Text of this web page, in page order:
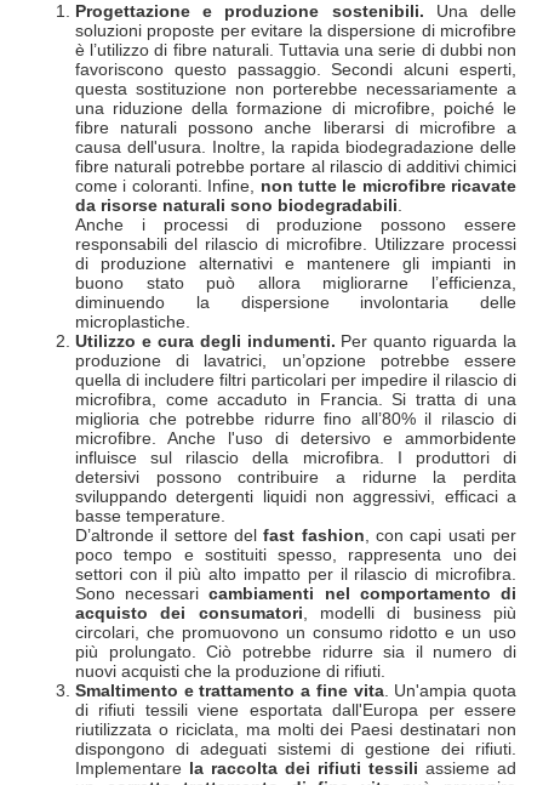
Progettazione e produzione sostenibili. Una delle
soluzioni proposte per evitare la dispersione di microfibre
è l’utilizzo di fibre naturali. Tuttavia una serie di dubbi non
favoriscono questo passaggio. Secondi alcuni esperti,
questa sostituzione non porterebbe necessariamente a
una riduzione della formazione di microfibre, poiché le
fibre naturali possono anche liberarsi di microfibre a
causa dell'usura. Inoltre, la rapida biodegradazione delle
fibre naturali potrebbe portare al rilascio di additivi chimici
come i coloranti. Infine, non tutte le microfibre ricavate
da risorse naturali sono biodegradabili
Anche i processi di produzione possono essere
responsabili del rilascio di microfibre. Utilizzare processi
di produzione alternativi e mantenere gli impianti in
buono stato può allora migliorarne l’efficienza,
diminuendo la dispersione involontaria delle
microplastiche.
Utilizzo e cura degli indumenti. Per quanto riguarda la
produzione di lavatrici, un’opzione potrebbe essere
quella di includere filtri particolari per impedire il rilascio di
microfibra, come accaduto in Francia. Si tratta di una
miglioria che potrebbe ridurre fino all’80% il rilascio di
microfibre. Anche l'uso di detersivo e ammorbidente
influisce sul rilascio della microfibra. I produttori di
detersivi possono contribuire a ridurne la perdita
sviluppando detergenti liquidi non aggressivi, efficaci a
basse temperature.
D’altronde il settore delfast fashion , con capi usati per
poco tempo e sostituiti spesso, rappresenta uno dei
settori con il più alto impatto per il rilascio di microfibra.
Sono necessaricambiamenti nel comportamento di
acquisto dei consumatori , modelli di business più
circolari, che promuovono un consumo ridotto e un uso
più prolungato. Ciò potrebbe ridurre sia il numero di
nuovi acquisti che la produzione di rifiuti.
Smaltimento e trattamento a fine vita. Un'ampia quota
di rifiuti tessili viene esportata dall'Europa per essere
riutilizzata o riciclata, ma molti dei Paesi destinatari non
dispongono di adeguati sistemi di gestione dei rifiuti.
Implementare la raccolta dei rifiuti tessili assieme ad